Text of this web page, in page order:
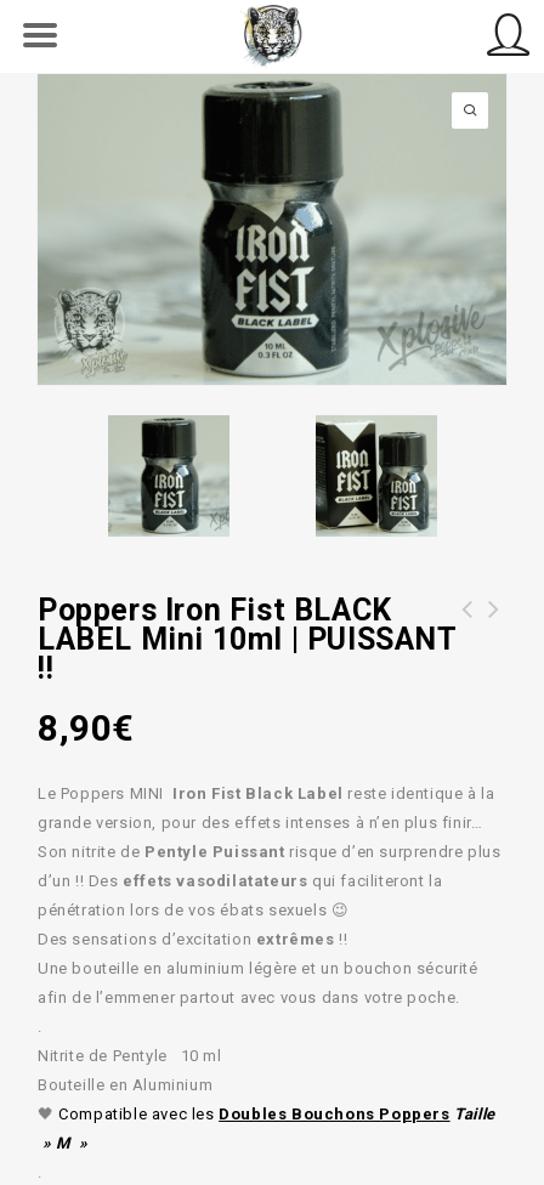
Poppers Iron Fist BLACK
LABEL Mini 10ml | PUISSANT
!!
8,90€
Le Poppers MINI Iron Fist Black Label
reste identique à la
grande version, pour des effets intenses à n’en plus finir…
Son nitrite de Pentyle Puissant risque d’en surprendre plus
d’un !! Des effets vasodilatateurs qui faciliteront la
pénétration lors de vos ébats sexuels 😉
Des sensations d’excitation extrêmes !!
Une bouteille en aluminium légère et un bouchon sécurité
afin de l’emmener partout avec vous dans votre poche.
Nitrite de Pentyle 10 ml
Bouteille en Aluminium
🖤Compatible avec les Doubles Bouchons Poppers Taille
» M »